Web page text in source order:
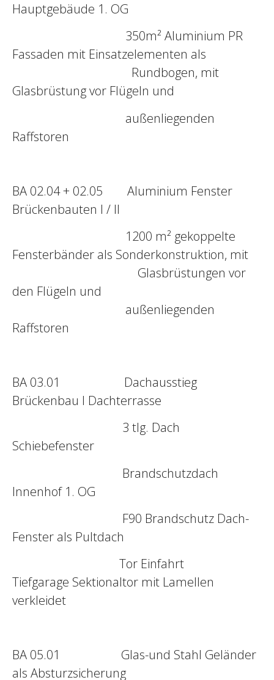
Hauptgebäude 1. OG
350m² Aluminium PR
Fassaden mit Einsatzelementen als
Rundbogen, mit
Glasbrüstung vor Flügeln und
außenliegenden
Raffstoren
BA 02.04 + 02.05 Aluminium Fenster
Brückenbauten I / II
1200 m² gekoppelte
Fensterbänder als Sonderkonstruktion, mit
Glasbrüstungen vor
den Flügeln und
außenliegenden
Raffstoren
BA 03.01 Dachausstieg
Brückenbau I Dachterrasse
3 tlg. Dach
Schiebefenster
Brandschutzdach
Innenhof 1. OG
F90 Brandschutz Dach-
Fenster als Pultdach
Tor Einfahrt
Tiefgarage Sektionaltor mit Lamellen
verkleidet
BA 05.01 Glas-und Stahl Geländer
als Absturzsicherung